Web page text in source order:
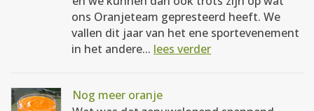
ons Oranjeteam gepresteerd heeft. We
vallen dit jaar van het ene sportevenement
in het andere... lees verder
Nog meer oranje